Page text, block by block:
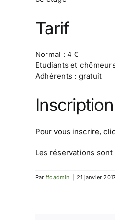
Tarif
Normal : 4 €
Etudiants et
Adhérents : gratuit
Inscription
Pour vous inscrire,
Les réservations
Par ffoadmin 21 janvier 2017